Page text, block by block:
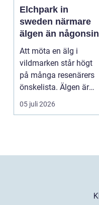
Elchpark in
sweden närmare
älgen än någonsin
Att möta en älg i
vildmarken står högt
på många resenärers
önskelista. Älgen är
Skandinaviens ikonis...
05 juli 2026